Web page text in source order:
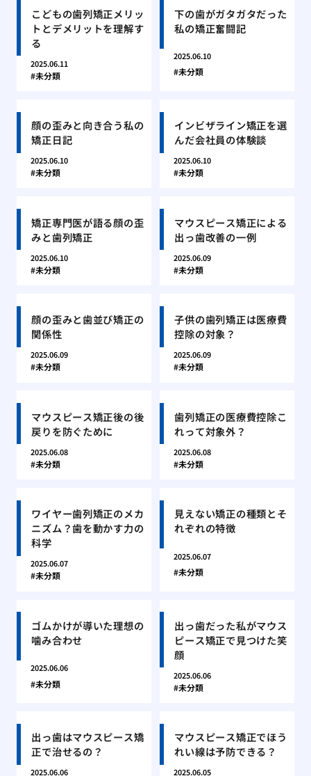
こどもの歯列矯正メリッ
トとデメリットを理解す
る
2025.06.11
未分類
下の歯がガタガタだった
私の矯正奮闘記
2025.06.10
未分類
顔の歪みと向き合う私の
矯正日記
2025.06.10
未分類
インビザライン矯正を選
んだ会社員の体験談
2025.06.10
未分類
矯正専門医が語る顔の歪
みと歯列矯正
2025.06.10
未分類
マウスピース矯正による
出っ歯改善の一例
2025.06.09
未分類
顔の歪みと歯並び矯正の
関係性
2025.06.09
未分類
子供の歯列矯正は医療費
控除の対象？
2025.06.09
未分類
マウスピース矯正後の後
戻りを防ぐために
2025.06.08
未分類
歯列矯正の医療費控除こ
れって対象外？
2025.06.08
未分類
ワイヤー歯列矯正のメカ
ニズム？歯を動かす力の
科学
2025.06.07
未分類
見えない矯正の種類とそ
れぞれの特徴
2025.06.07
未分類
ゴムかけが導いた理想の
噛み合わせ
2025.06.06
未分類
出っ歯だった私がマウス
ピース矯正で見つけた笑
顔
2025.06.06
未分類
出っ歯はマウスピース矯
正で治せるの？
2025.06.06
マウスピース矯正でほう
れい線は予防できる？
2025.06.05